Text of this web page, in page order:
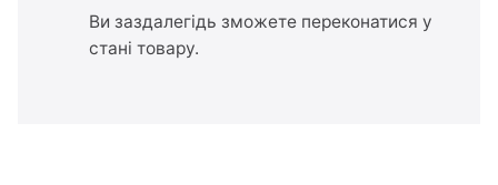
Ви заздалегідь зможете переконатися у
стані товару.